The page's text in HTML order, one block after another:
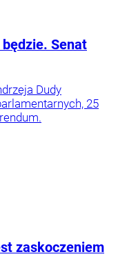
Senat
Dudy
25
zaskoczeniem